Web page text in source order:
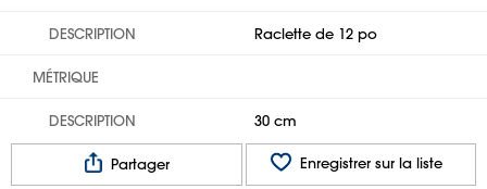
DESCRIPTION Raclette de 12 po
MÉTRIQUE
DESCRIPTION 30 cm
Partager Enregistrer sur la liste